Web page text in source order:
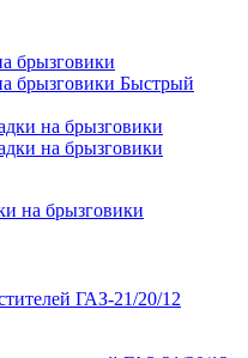
Быстрый
на брызговики